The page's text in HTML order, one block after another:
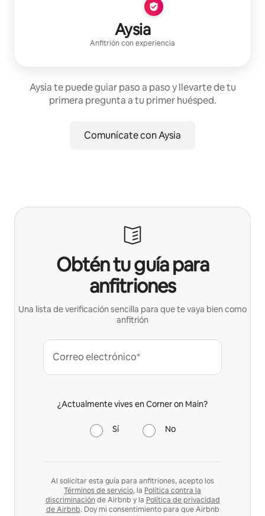
Aysia
Anfitrión con experiencia
Aysia te puede guiar paso a paso y llevarte de tu
primera pregunta a tu primer huésped.
Comunícate con Aysia
Obtén tu guía para
anfitriones
Una lista de verificación sencilla para que te vaya bien como
anfitrión
Correo electrónico*
¿Actualmente vives en Corner on Main?
Sí No
Al solicitar esta guía para anfitriones, acepto los
Términos de servicio, la Política contra la
discriminación de Airbnb y la Política de privacidad
de Airbnb. Doy mi consentimiento para que Airbnb